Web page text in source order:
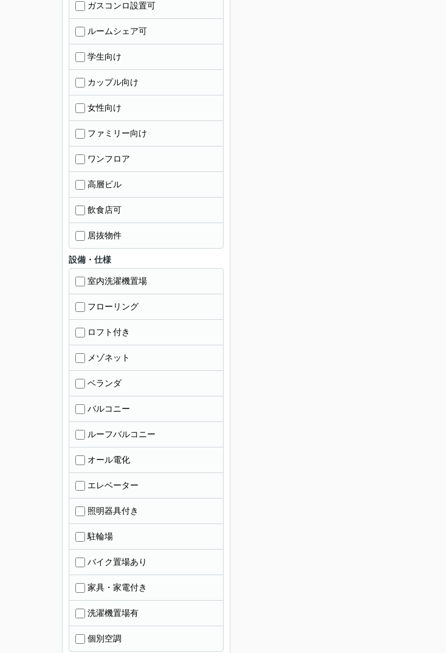
ガスコンロ設置可
ルームシェア可
学生向け
カップル向け
女性向け
ファミリー向け
ワンフロア
高層ビル
飲食店可
居抜物件
設備・仕様
室内洗濯機置場
フローリング
ロフト付き
メゾネット
ベランダ
バルコニー
ルーフバルコニー
オール電化
エレベーター
照明器具付き
駐輪場
バイク置場あり
家具・家電付き
洗濯機置場有
個別空調